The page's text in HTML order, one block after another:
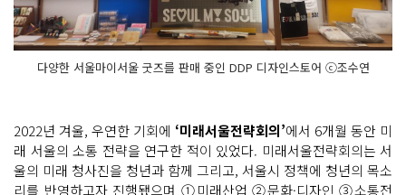
다양한 서울마이서울 굿즈를 판매 중인 DDP 디자인스토어 ⓒ조수연
2022년 겨울, 우연한 기회에 ‘미래서울전략회의’에서 6개월 동안 미
래 서울의 소통 전략을 연구한 적이 있었다. 미래서울전략회의는 서
울의 미래 청사진을 청년과 함께 그리고, 서울시 정책에 청년의 목소
리를 반영하고자 진행됐으며 ①미래산업 ②문화·디자인 ③소통전